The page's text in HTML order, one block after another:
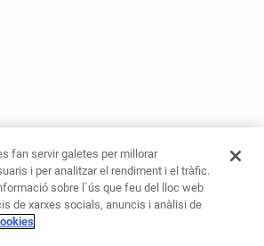
fan servir galetes per millorar
i per analitzar el rendiment i el tràfic.
sobre l`ús que feu del lloc web
de xarxes socials, anuncis i anàlisi de